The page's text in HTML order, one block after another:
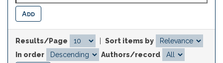
Results/Page
Sort items by
In order
Authors/record